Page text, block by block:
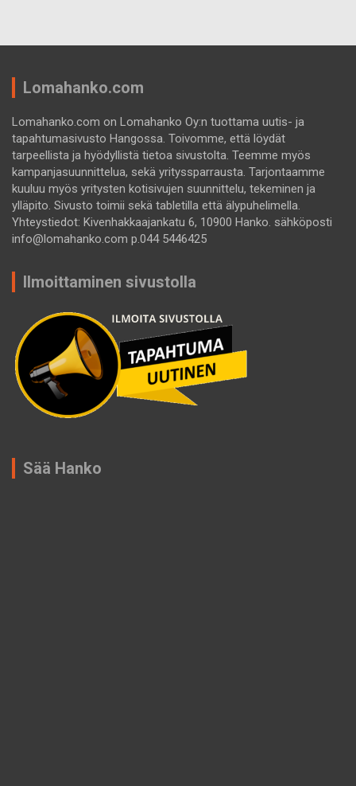
Lomahanko.com
Lomahanko.com on Lomahanko Oy:n tuottama uutis- ja
tapahtumasivusto Hangossa. Toivomme, että löydät
tarpeellista ja hyödyllistä tietoa sivustolta. Teemme myös
kampanjasuunnittelua, sekä yrityssparrausta. Tarjontaamme
kuuluu myös yritysten kotisivujen suunnittelu, tekeminen ja
ylläpito. Sivusto toimii sekä tabletilla että älypuhelimella.
Yhteystiedot: Kivenhakkaajankatu 6, 10900 Hanko. sähköposti
info@lomahanko.com p.044 5446425
Ilmoittaminen sivustolla
Sää Hanko